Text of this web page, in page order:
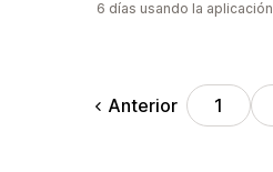
6 días usando la aplicación
Anterior 1